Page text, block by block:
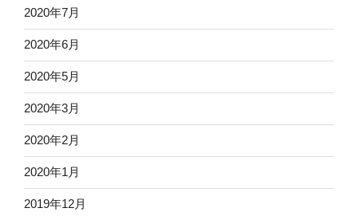
2020年7月
2020年6月
2020年5月
2020年3月
2020年2月
2020年1月
2019年12月